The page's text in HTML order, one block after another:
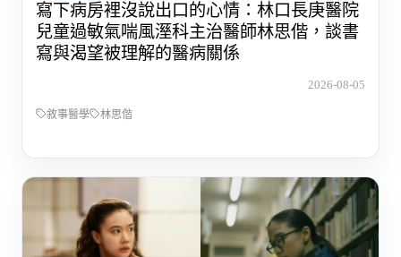
寫下病房裡沒說出口的心情：林口長庚醫院
兒童過敏氣喘風溼科主治醫師林思偕，談書
寫與渴望被理解的醫病關係
2026-08-05
敘事醫學 林思偕